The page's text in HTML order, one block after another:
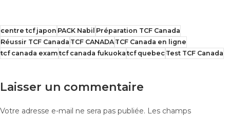
centre tcf japon PACK Nabil Préparation TCF Canada
Réussir TCF Canada TCF CANADATCF Canada en ligne
tcf canada exam tcf canada fukuoka tcf quebecTest TCF Canada
Laisser un commentaire
Votre adresse e-mail ne sera pas publiée. Les champs